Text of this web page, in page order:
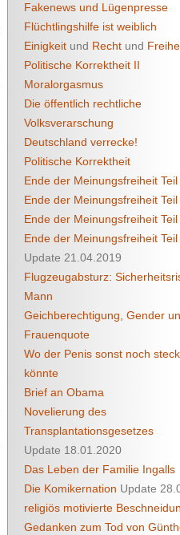
Fakenews und Lügenpresse
Flüchtlingshilfe ist weiblich
Einigkeit und Recht und
Politische Korrektheit II
Moralorgasmus
Die öffentlich rechtliche
Volksverarschung
Deutschland verrecke!
Politische Korrektheit
Ende der Meinungsfreiheit Teil
Ende der Meinungsfreiheit Teil
Ende der Meinungsfreiheit Teil
Ende der Meinungsfreiheit Teil
Update 21.04.2019
Flugzeugabsturz:
Mann
Geichberechtigung, Gender
Frauenquote
Wo der Penis sonst noch
könnte
Brief an Obama
Novelierung des
Transplantationsgesetzes
Update 18.01.2020
Das Leben der Familie Ingalls
Die Komikernation Update
religiös motivierte
Gedanken zum Tod von